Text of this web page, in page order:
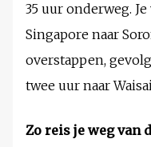
35 uur onderweg.
Singapore naar
overstappen,
twee uur naar
Zo reis je weg van